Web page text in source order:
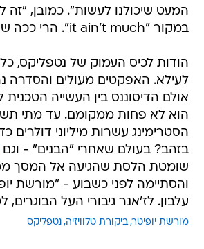
המעט שיכולנו לעשות". כמובן, "זה
במקור "it ain't much". הרי ככה שוטרים מדברים.
הודות לכיס העמוק של נטפליקס,
לעילא. האפקטים מעולים והסדרה
אולם הדיסוננס בין העשייה
הוא לא פחות ממקומם. עד מתי
הסטרימינג עשרות מיליוני דולרים
בזהב? בעולם שאחרי "הבנים" -
שומטת הלסת שהגיעה אל המסך
והסתיימה לפני כשבוע - "מורשת
עלבון. לז'אנר גיבורי העל הבוגרים,
מורשת יופיטר ביקורת טלוויזיה נטפליקס